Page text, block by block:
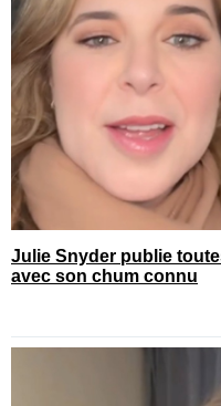
Julie Snyder publie
avec son chum connu